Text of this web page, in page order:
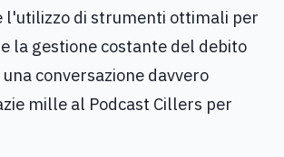
l'utilizzo di strumenti ottimali per
la gestione costante del debito
conversazione davvero
mille al Podcast Cillers per